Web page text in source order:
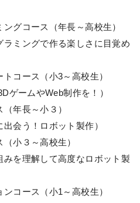
グコース（年長～高校生）
ラミングで作る楽しさに目覚め
コース（小3～高校生）
ゲームやWeb制作を！）
年長～小３）
会う！ロボット製作）
小３～高校生）
みを理解して高度なロボット製
コース（小1～高校生）